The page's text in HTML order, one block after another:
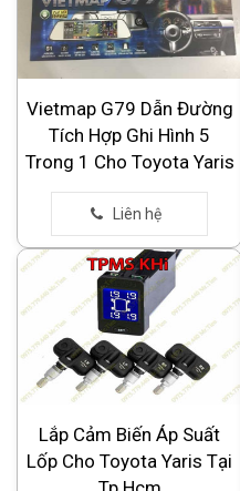
Vietmap G79 Dẫn Đường
Tích Hợp Ghi Hình 5
Trong 1 Cho Toyota Yaris
Lắp Cảm Biến Áp Suất
Lốp Cho Toyota Yaris Tại